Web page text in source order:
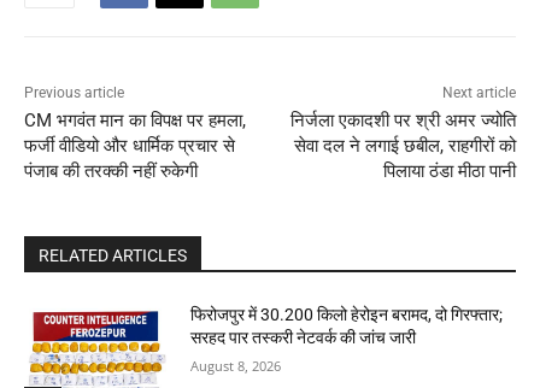
Previous article
CM भगवंत मान का विपक्ष पर हमला,
फर्जी वीडियो और धार्मिक प्रचार से
पंजाब की तरक्की नहीं रुकेगी
Next article
निर्जला एकादशी पर श्री अमर ज्योति
सेवा दल ने लगाई छबील, राहगीरों को
पिलाया ठंडा मीठा पानी
RELATED ARTICLES
फिरोजपुर में 30.200 किलो हेरोइन बरामद, दो गिरफ्तार;
सरहद पार तस्करी नेटवर्क की जांच जारी
August 8, 2026